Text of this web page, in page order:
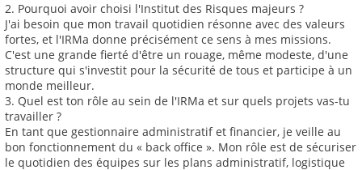
2. Pourquoi avoir choisi l'Institut des Risques majeurs ?
J'ai besoin que mon travail quotidien résonne avec des valeurs
fortes, et l'IRMa donne précisément ce sens à mes missions.
C'est une grande fierté d'être un rouage, même modeste, d'une
structure qui s'investit pour la sécurité de tous et participe à un
monde meilleur.
3. Quel est ton rôle au sein de l'IRMa et sur quels projets vas-tu
travailler ?
En tant que gestionnaire administratif et financier, je veille au
bon fonctionnement du « back office ». Mon rôle est de sécuriser
le quotidien des équipes sur les plans administratif, logistique